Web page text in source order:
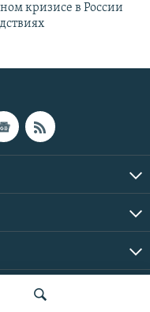
кризисе в России
| Все права защищены.